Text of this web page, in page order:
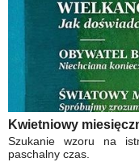
Kwietniowy
Szukanie wzoru na
paschalny czas.